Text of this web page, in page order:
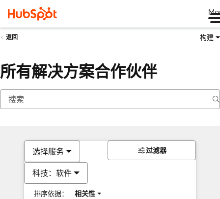
返回 构建
所有解决方案合作伙伴
选择服务
科技：软件
排序依据： 相关性
过滤器